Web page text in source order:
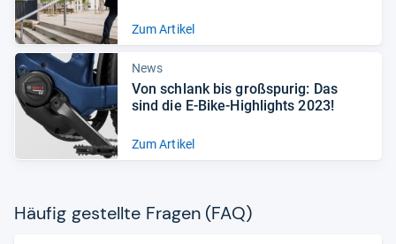
Zum Artikel
News
Von schlank bis groß­spu­rig: Das
sind die E-​Bike-​High­lights 2023!
Zum Artikel
Häu­fig gestellte Fra­gen (FAQ)